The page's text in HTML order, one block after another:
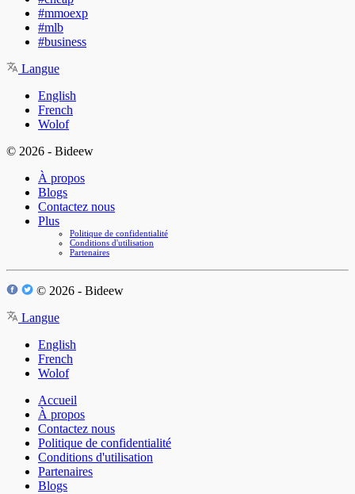
#mmoexp
#mlb
#business
Langue
English
French
Wolof
© 2026 - Bideew
À propos
Blogs
Contactez nous
Plus
Politique de confidentialité
Conditions d'utilisation
Partenaires
© 2026 - Bideew
Langue
English
French
Wolof
Accueil
À propos
Contactez nous
Politique de confidentialité
Conditions d'utilisation
Partenaires
Blogs